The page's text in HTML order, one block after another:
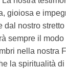
gioiosa e
dal nostro
sempre il
nella nostra
la spiritualità